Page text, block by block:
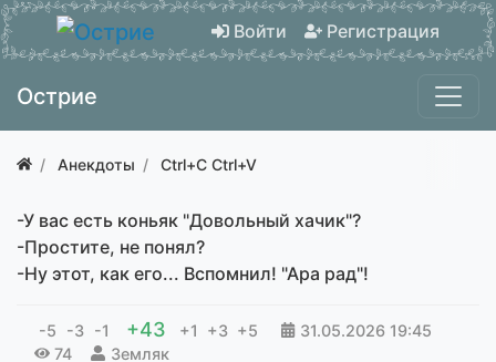
Войти Регистрация
Острие
Анекдоты Ctrl+C Ctrl+V
-У вас есть коньяк "Довольный хачик"?
-Простите, не понял?
-Ну этот, как его... Вспомнил! "Ара рад"!
-5 -3 -1 +43 +1 +3 +5 31.05.2026 19:45
74
Земляк